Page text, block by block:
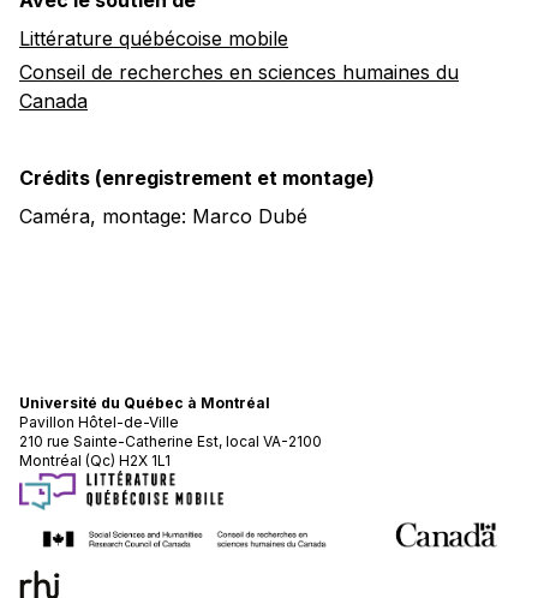
Littérature québécoise mobile
Conseil de recherches en sciences humaines du
Canada
Crédits (enregistrement et montage)
Caméra, montage: Marco Dubé
Université du Québec à Montréal
Pavillon Hôtel-de-Ville
210 rue Sainte-Catherine Est, local VA-2100
Montréal (Qc) H2X 1L1